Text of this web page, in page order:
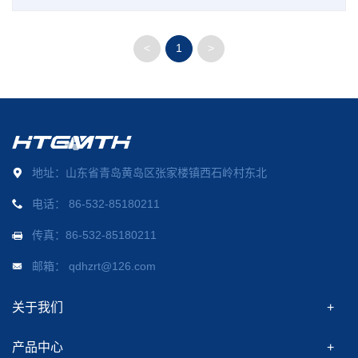
< 1 >
地址：山东省青岛黄岛区张家楼镇西石岭村东北
电话： 86-532-85180211
传真：86-532-85180211
邮箱： qdhzrt@126.com
关于我们
产品中心